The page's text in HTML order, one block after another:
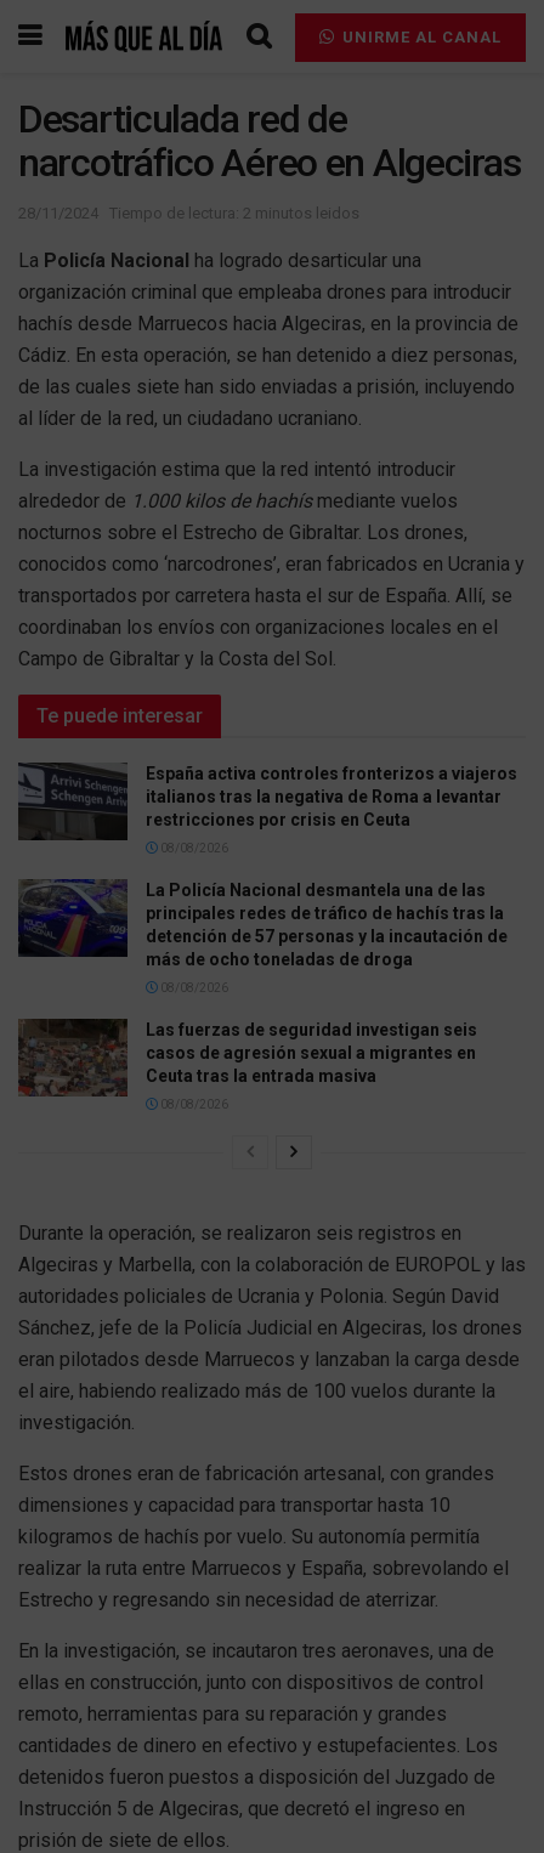
UNIRME AL CANAL
Desarticulada red de
narcotráfico Aéreo en Algeciras
28/11/2024 Tiempo de lectura: 2 minutos leidos
La Policía Nacional ha logrado desarticular una
organización criminal que empleaba drones para introducir
hachís desde Marruecos hacia Algeciras, en la provincia de
Cádiz. En esta operación, se han detenido a diez personas,
de las cuales siete han sido enviadas a prisión, incluyendo
al líder de la red, un ciudadano ucraniano.
La investigación estima que la red intentó introducir
alrededor de 1.000 kilos de hachísmediante vuelos
nocturnos sobre el Estrecho de Gibraltar. Los drones,
conocidos como ‘narcodrones’, eran fabricados en Ucrania y
transportados por carretera hasta el sur de España. Allí, se
coordinaban los envíos con organizaciones locales en el
Campo de Gibraltar y la Costa del Sol.
Te puede interesar
España activa controles fronterizos a viajeros
italianos tras la negativa de Roma a levantar
restricciones por crisis en Ceuta
08/08/2026
La Policía Nacional desmantela una de las
principales redes de tráfico de hachís tras la
detención de 57 personas y la incautación de
más de ocho toneladas de droga
08/08/2026
Las fuerzas de seguridad investigan seis
casos de agresión sexual a migrantes en
Ceuta tras la entrada masiva
08/08/2026
Durante la operación, se realizaron seis registros en
Algeciras y Marbella, con la colaboración de EUROPOL y las
autoridades policiales de Ucrania y Polonia. Según David
Sánchez, jefe de la Policía Judicial en Algeciras, los drones
eran pilotados desde Marruecos y lanzaban la carga desde
el aire, habiendo realizado más de 100 vuelos durante la
investigación.
Estos drones eran de fabricación artesanal, con grandes
dimensiones y capacidad para transportar hasta 10
kilogramos de hachís por vuelo. Su autonomía permitía
realizar la ruta entre Marruecos y España, sobrevolando el
Estrecho y regresando sin necesidad de aterrizar.
En la investigación, se incautaron tres aeronaves, una de
ellas en construcción, junto con dispositivos de control
remoto, herramientas para su reparación y grandes
cantidades de dinero en efectivo y estupefacientes. Los
detenidos fueron puestos a disposición del Juzgado de
Instrucción 5 de Algeciras, que decretó el ingreso en
prisión de siete de ellos.